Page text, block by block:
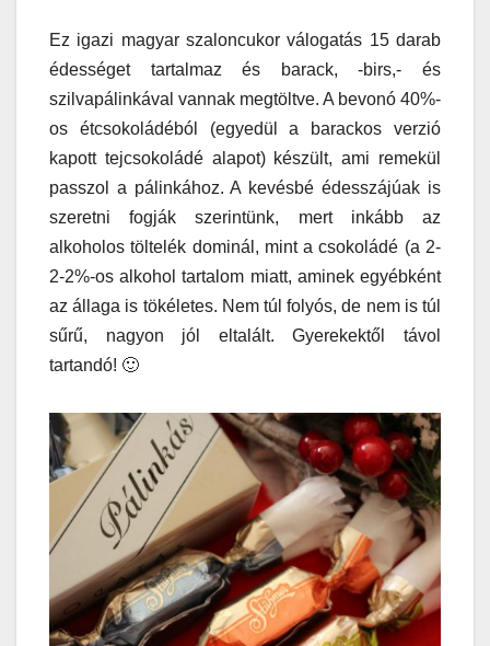
Ez igazi magyar szaloncukor válogatás 15 darab
édességet tartalmaz és barack, -birs,- és
szilvapálinkával vannak megtöltve. A bevonó 40%-
os étcsokoládéból (egyedül a barackos verzió
kapott tejcsokoládé alapot) készült, ami remekül
passzol a pálinkához. A kevésbé édesszájúak is
szeretni fogják szerintünk, mert inkább az
alkoholos töltelék dominál, mint a csokoládé (a 2-
2-2%-os alkohol tartalom miatt, aminek egyébként
az állaga is tökéletes. Nem túl folyós, de nem is túl
sűrű, nagyon jól eltalált. Gyerekektől távol
tartandó! 🙂